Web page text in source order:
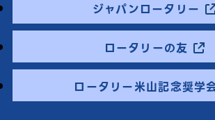
ジャパンロータリー
ロータリーの友
ロータリー米山記念奨学